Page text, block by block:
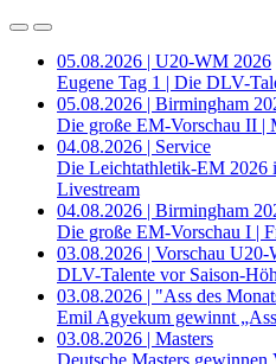
05.08.2026 | U20-WM 2026
Eugene Tag 1 | Die DLV-
05.08.2026 | Birmingham
Die große EM-Vorschau II |
04.08.2026 | Service
Die Leichtathletik-EM
Livestream
04.08.2026 | Birmingham
Die große EM-Vorschau I |
03.08.2026 | Vorschau
DLV-Talente vor Saison-
03.08.2026 | "Ass des
Emil Agyekum gewinnt
03.08.2026 | Masters
Deutsche Masters